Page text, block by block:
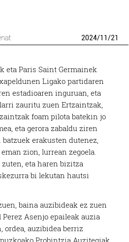
2024/11/21
eta Paris Saint Germainek
Ligako partidaren
estadioaren inguruan, eta
zauritu zuen Ertzaintzak,
foam pilota batekin jo
eta gerora zabaldu ziren
erakusten dutenez,
zion, lurrean zegoela.
eta haren bizitza
bi lekutan hautsi
baina auzibideak ez zuen
Asenjo epaileak auzia
ordea, auzibidea berriz